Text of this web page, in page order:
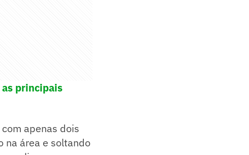
principais
apenas dois
na área e soltando